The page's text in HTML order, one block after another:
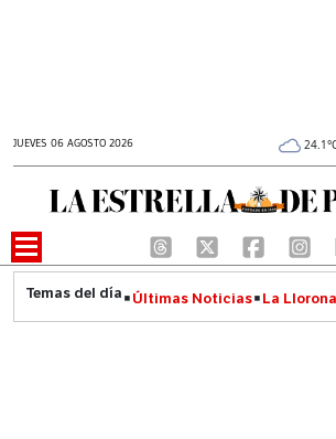
JUEVES 06 AGOSTO 2026
Últimas Noticias La Llorona